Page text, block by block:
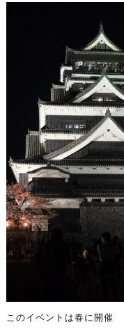
このイベントは春に開催